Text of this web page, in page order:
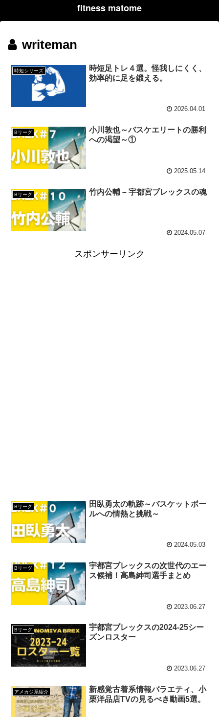
fitness matome
writeman
時短シリーズ
時短足トレ４選。怪我しにくく、
効率的に足を鍛える。
2026.04.01
Bリーグ
小川敦也～バスケエリートの勝利
への渇望～①
2025.05.14
Bリーグ 竹内公輔 – 宇都宮ブレックスの魂
2024.05.07
スポンサーリンク
Bリーグ
田臥勇太の軌跡～バスケットボー
ルへの情熱と挑戦～
2024.05.03
Bリーグ
宇都宮ブレックスの次世代のエー
ス候補！高島紳司選手まとめ
2023.06.27
Bリーグ
宇都宮ブレックスの2024‐25シー
ズンロスター
2023.06.27
アメカジ系紹介
新感覚古着系情報バラエティ、小
栗洋品店TVの見るべき動画5選。